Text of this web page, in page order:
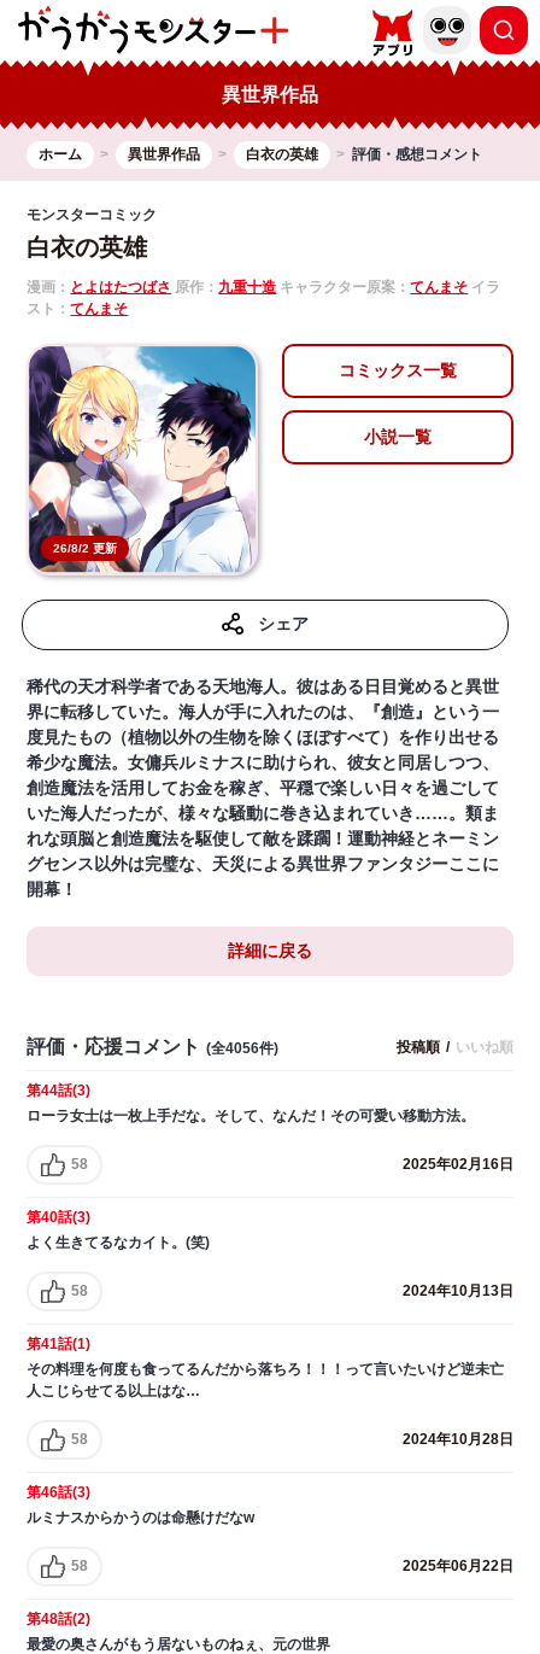
異世界作品
ホーム 異世界作品 白衣の英雄 評価・感想コメント
モンスターコミック
白衣の英雄
漫画： とよはたつばさ 原作： 九重十造 キャラクター原案：てんまそ イラ
スト：てんまそ
26/8/2 更新
コミックス一覧
小説一覧
シェア
稀代の天才科学者である天地海人。彼はある日目覚めると異世
界に転移していた。海人が手に入れたのは、『創造』という一
度見たもの（植物以外の生物を除くほぼすべて）を作り出せる
希少な魔法。女傭兵ルミナスに助けられ、彼女と同居しつつ、
創造魔法を活用してお金を稼ぎ、平穏で楽しい日々を過ごして
いた海人だったが、様々な騒動に巻き込まれていき……。類ま
れな頭脳と創造魔法を駆使して敵を蹂躙！運動神経とネーミン
グセンス以外は完璧な、天災による異世界ファンタジーここに
開幕！
詳細に戻る
評価・応援コメント (全4056件) 投稿順 / いいね順
第44話(3)
ローラ女士は一枚上手だな。そして、なんだ！その可愛い移動方法。
58 2025年02月16日
第40話(3)
よく生きてるなカイト。(笑)
58 2024年10月13日
第41話(1)
その料理を何度も食ってるんだから落ちろ！！！って言いたいけど逆未亡
人こじらせてる以上はな…
58 2024年10月28日
第46話(3)
ルミナスからかうのは命懸けだなw
58 2025年06月22日
第48話(2)
最愛の奥さんがもう居ないものねぇ、元の世界